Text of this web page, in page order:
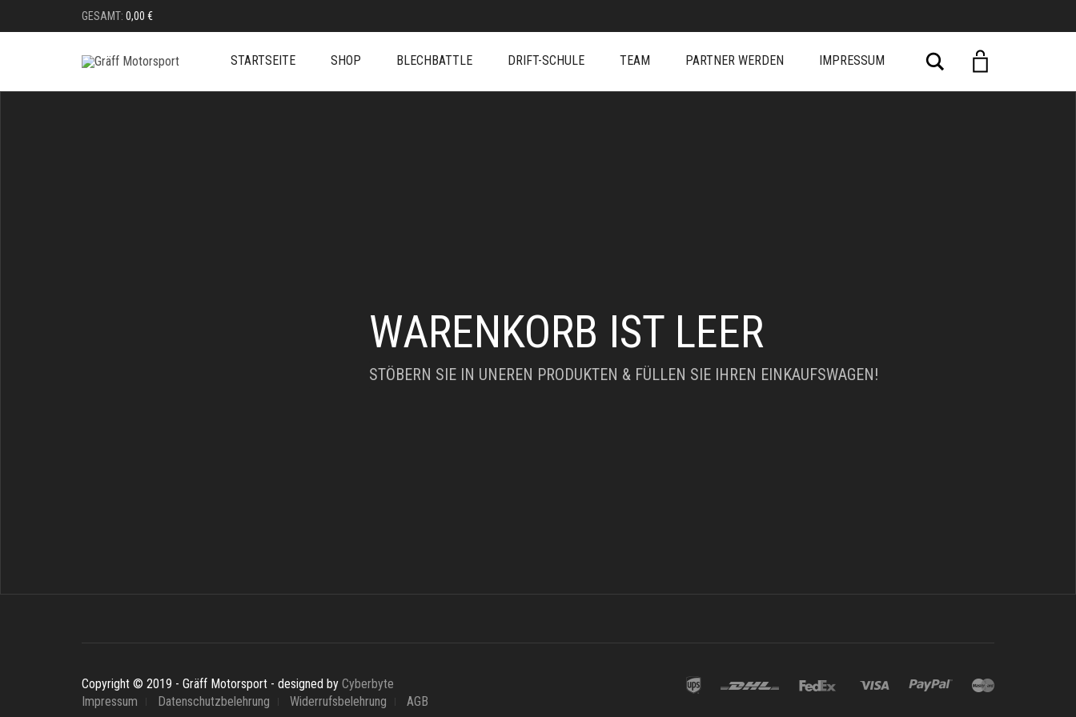
GESAMT: 0,00 €
STARTSEITE SHOP BLECHBATTLE DRIFT-SCHULE TEAM PARTNER WERDEN IMPRESSUM Suche
WARENKORB IST LEER
STÖBERN SIE IN UNEREN PRODUKTEN & FÜLLEN SIE IHREN EINKAUFSWAGEN!
Copyright © 2019 - Gräff Motorsport - designed by Cyberbyte
Impressum
Datenschutzbelehrung Widerrufsbelehrung AGB